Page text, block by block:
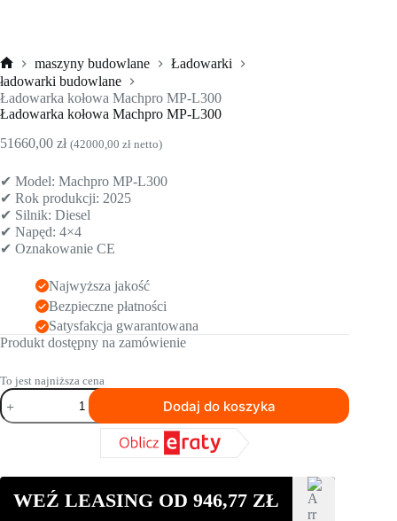
Strona
główna
maszyny budowlane
Ładowarki
ładowarki budowlane
Ładowarka kołowa Machpro MP-L300
Ładowarka kołowa Machpro MP-L300
51660,00 zł (42000,00 zł netto)
✔ Model: Machpro MP-L300
✔ Rok produkcji: 2025
✔ Silnik: Diesel
✔ Napęd: 4×4
✔ Oznakowanie CE
Najwyższa jakość
Bezpieczne płatności
Satysfakcja gwarantowana
Produkt dostępny na zamówienie
To jest najniższa cena
ilość
Ładowarka
kołowa
Dodaj do koszyka
WEŹ LEASING OD 946,77 ZŁ